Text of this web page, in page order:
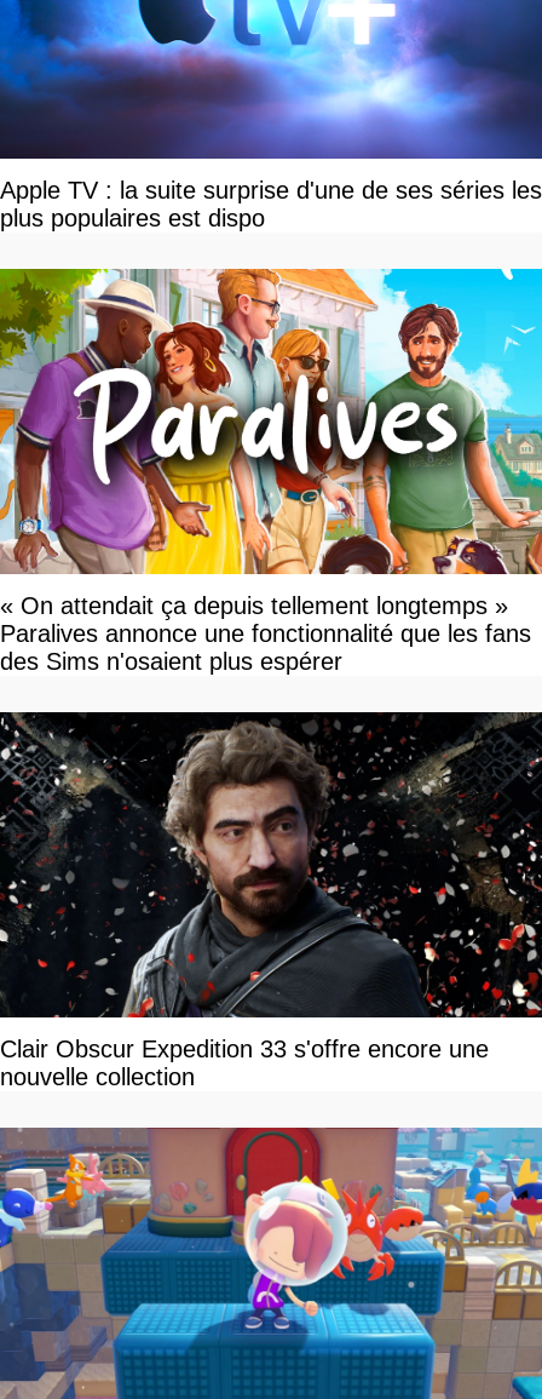
Apple TV : la suite surprise d'une de ses séries les
plus populaires est dispo
« On attendait ça depuis tellement longtemps »
Paralives annonce une fonctionnalité que les fans
des Sims n'osaient plus espérer
Clair Obscur Expedition 33 s'offre encore une
nouvelle collection